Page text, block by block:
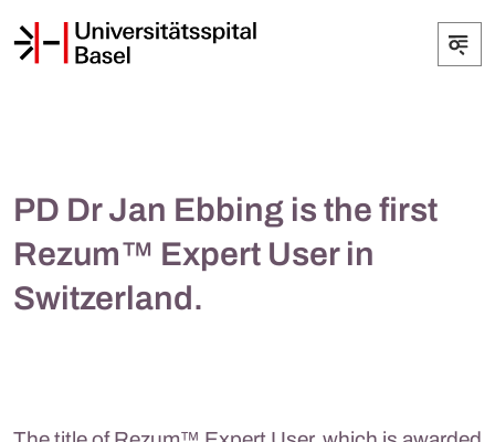
PD Dr Jan Ebbing is the first
Rezum™ Expert User in
Switzerland.